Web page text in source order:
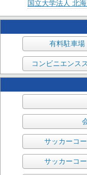
国立大学法人 北
有料駐車場
コンビニエンス
サッカーコ
サッカーコ